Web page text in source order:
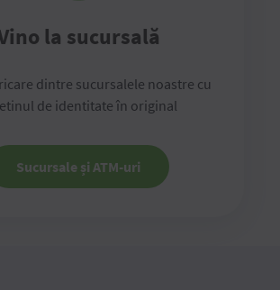
la sucursală
dintre sucursalele noastre cu
de identitate în original
Sucursale și ATM-uri